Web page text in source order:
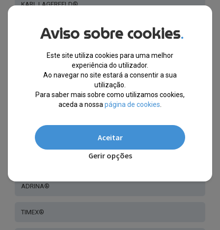
KARL LAGERFELD®
TED BAKER ®
EXCELLANC®
JUST®
ADRINA®
TIMEX®
Aviso sobre cookies.
Este site utiliza cookies para uma melhor
experiência do utilizador.
Ao navegar no site estará a consentir a sua
utilização.
Para saber mais sobre como utilizamos cookies,
aceda a nossa página de cookies
Aceitar
Gerir opções